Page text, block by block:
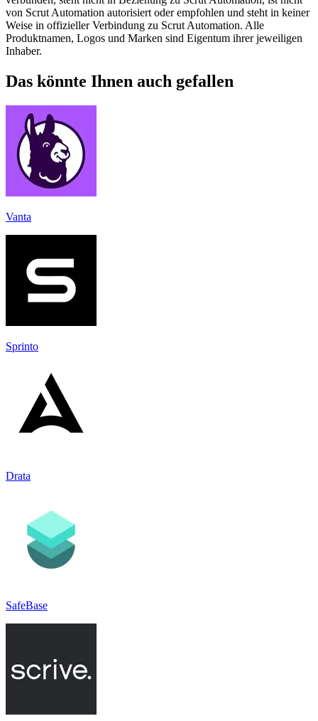
von Scrut Automation autorisiert oder empfohlen und steht in keiner
Weise in offizieller Verbindung zu Scrut Automation. Alle
Produktnamen, Logos und Marken sind Eigentum ihrer jeweiligen
Inhaber.
Das könnte Ihnen auch gefallen
Vanta
Sprinto
Drata
SafeBase